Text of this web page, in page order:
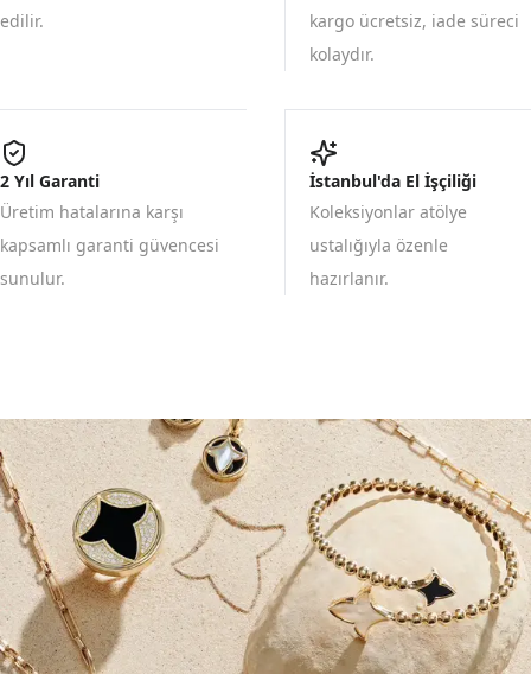
edilir.
kargo ücretsiz, iade süreci
kolaydır.
2 Yıl Garanti
Üretim hatalarına karşı
kapsamlı garanti güvencesi
sunulur.
İstanbul'da El İşçiliği
Koleksiyonlar atölye
ustalığıyla özenle
hazırlanır.